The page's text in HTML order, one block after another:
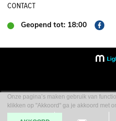
CONTACT
Geopend tot: 18:00
Onze pagina’s maken gebruik van
klikken op "Akkoord" ga je akkoord met